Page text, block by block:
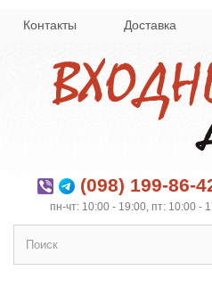
Контакты Доставка
(098) 199-86-
пн-чт: 10:00 - 19:00, пт: 10:00 -